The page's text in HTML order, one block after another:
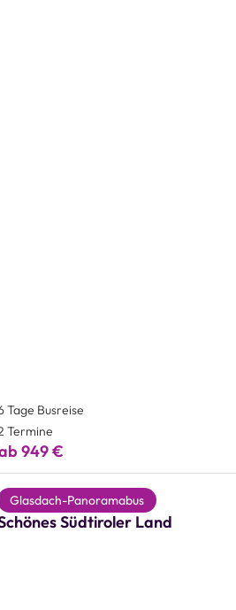
Tage Busreise
Termine
949 €
hinzufügen
Glasdach-Panoramabus
Südtiroler Land